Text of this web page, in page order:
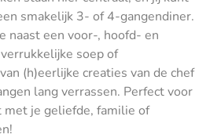
smakelijk 3- of 4-gangendiner.
naast een voor-, hoofd- en
soep of
(h)eerlijke creaties van de chef
lang verrassen. Perfect voor
met je geliefde, familie of